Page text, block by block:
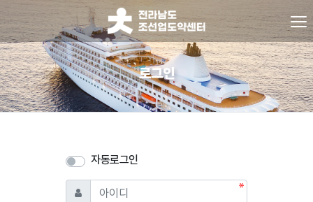
로그인
자동로그인
아이디 필수